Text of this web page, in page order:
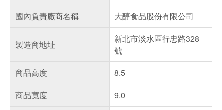
國內負責廠商名稱
大醇食品股份有限公司
製造商地址
新北市淡水區行忠路328
號
商品高度
8.5
商品寬度
9.0